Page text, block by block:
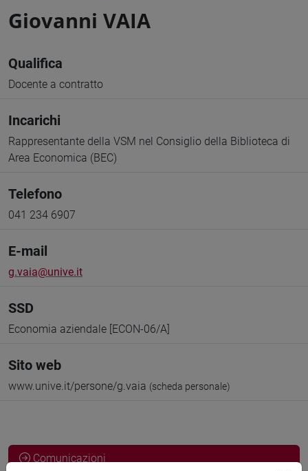
Giovanni VAIA
Qualifica
Docente a contratto
Incarichi
Rappresentante della VSM nel Consiglio della Biblioteca di
Area Economica (BEC)
Telefono
041 234 6907
E-mail
g.vaia@unive.it
SSD
Economia aziendale [ECON-06/A]
Sito web
www.unive.it/persone/g.vaia (scheda personale)
Comunicazioni